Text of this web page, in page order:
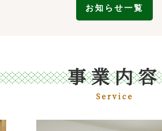
お知らせ一覧
事業内容
Service